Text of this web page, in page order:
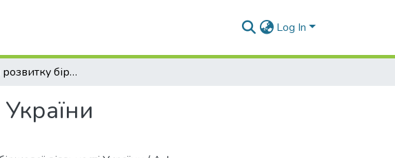
Log In
Проблеми розвитку біржової діяльності України